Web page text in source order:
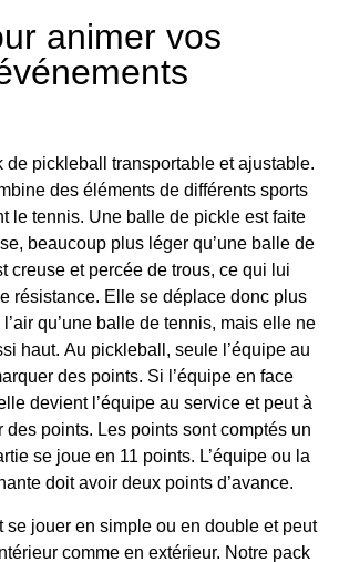
animer vos
de pickleball transportable et ajustable.
des éléments de différents sports
le tennis. Une balle de pickle est faite
beaucoup plus léger qu’une balle de
creuse et percée de trous, ce qui lui
résistance. Elle se déplace donc plus
qu’une balle de tennis, mais elle ne
haut. Au pickleball, seule l’équipe au
des points. Si l’équipe en face
devient l’équipe au service et peut à
des points. Les points sont comptés un
se joue en 11 points. L’équipe ou la
doit avoir deux points d’avance.
se jouer en simple ou en double et peut
comme en extérieur. Notre pack